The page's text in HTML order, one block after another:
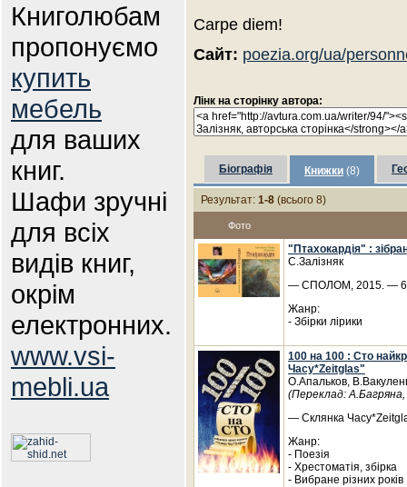
Книголюбам
пропонуємо
купить
мебель
для ваших
книг.
Шафи зручні
для всіх
видів книг,
окрім
електронних.
www.vsi-
mebli.ua
Carpe diem!
Сайт: poezia.org/ua/
Лінк на сторінку автора:
Біографія Книжки (8)
Результат: 1-8 (всього 8)
Фото
"Птахокардія" :
С.Залізняк
— СПОЛОМ, 2015. —
Жанр:
- Збірки лірики
100 на 100 : Сто
Часу*Zeitglas"
О.Апальков,
(Переклад:
— Склянка
Жанр:
- Поезія
- Хрестоматія, збірка
- Вибране різних років